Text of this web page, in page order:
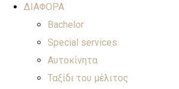
ΔΙΑΦΟΡΑ
Bachelor
Special services
Αυτοκίνητα
Ταξίδι του μέλιτος